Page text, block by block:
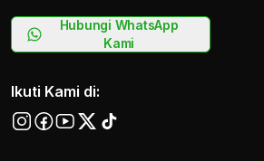
Hubungi WhatsApp
Kami
Ikuti Kami di: